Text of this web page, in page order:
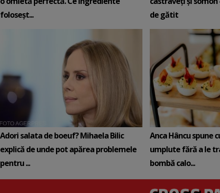
foloseșt...
de gătit
Adori salata de boeuf? Mihaela Bilic
explică de unde pot apărea problemele
pentru ...
Anca Hâncu spune
umplute fără a le
bombă calo...